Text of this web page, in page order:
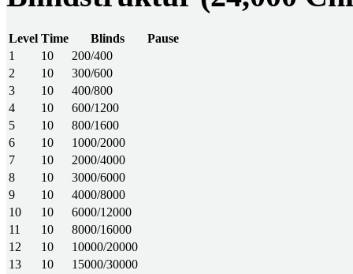
Level Time Blinds
Pause
1
10
200/400
2
10
300/600
3
10
400/800
4
10
600/1200
5
10
800/1600
6
10
1000/2000
7
10
2000/4000
8
10
3000/6000
9
10
4000/8000
10
10
6000/12000
11
10
8000/16000
12
10
10000/20000
13
10
15000/30000